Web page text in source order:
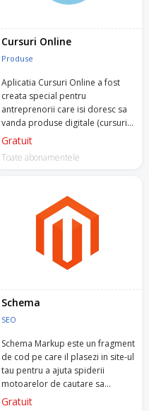
Cursuri Online
Produse
Aplicatia Cursuri Online a fost
creata special pentru
antreprenorii care isi doresc sa
vanda produse digitale (cursuri
video, produse PDF).
Gratuit
Toate abonamentele
Schema
SEO
Schema Markup este un fragment
de cod pe care il plasezi in site-ul
tau pentru a ajuta spiderii
motoarelor de cautare sa
returneze rezultate relevante
Gratuit